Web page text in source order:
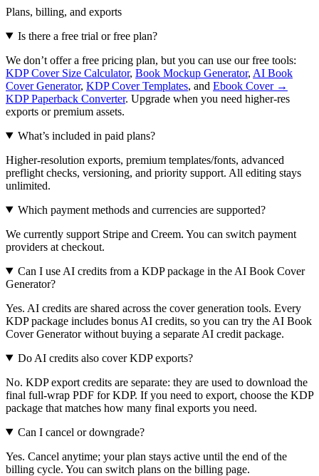
Plans, billing, and exports
Is there a free trial or free plan?
We don’t offer a free pricing plan, but you can use our free tools:
KDP Cover Size Calculator, Book Mockup Generator, AI Book
Cover Generator, KDP Cover Templates, and Ebook Cover →
KDP Paperback Converter. Upgrade when you need higher-res
exports or premium assets.
What’s included in paid plans?
Higher-resolution exports, premium templates/fonts, advanced
preflight checks, versioning, and priority support. All editing stays
unlimited.
Which payment methods and currencies are supported?
We currently support Stripe and Creem. You can switch payment
providers at checkout.
Can I use AI credits from a KDP package in the AI Book Cover
Generator?
Yes. AI credits are shared across the cover generation tools. Every
KDP package includes bonus AI credits, so you can try the AI Book
Cover Generator without buying a separate AI credit package.
Do AI credits also cover KDP exports?
No. KDP export credits are separate: they are used to download the
final full-wrap PDF for KDP. If you need to export, choose the KDP
package that matches how many final exports you need.
Can I cancel or downgrade?
Yes. Cancel anytime; your plan stays active until the end of the
billing cycle. You can switch plans on the billing page.